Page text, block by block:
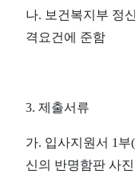
나. 보건복지부 정
격요건에 준함
3. 제출서류
가. 입사지원서 1 부(
신의 반명함판 사